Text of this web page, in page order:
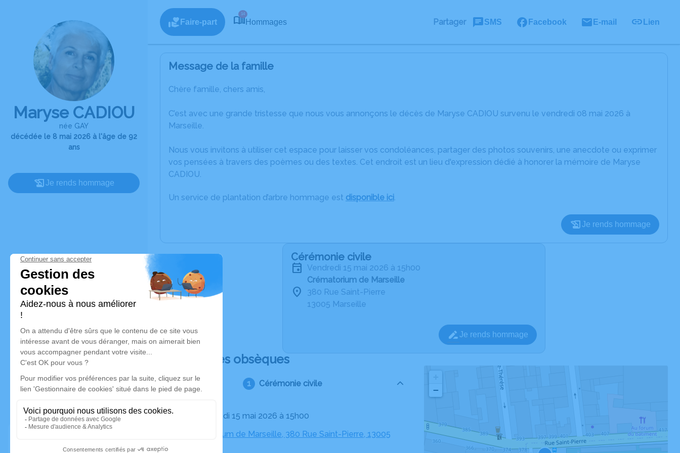
Maryse CADIOU
née GAY
décédée le 8 mai 2026 à l'âge de 92
ans
Je rends hommage
Faire-part
14
Hommages Partager SMS Facebook E-mail Lien
Message de la famille
Chère famille, chers amis,
C’est avec une grande tristesse que nous vous annonçons le décès de Maryse CADIOU survenu le vendredi 08 mai 2026 à
Marseille.
Nous vous invitons à utiliser cet espace pour laisser vos condoléances, partager des photos souvenirs, une anecdote ou exprimer
vos pensées à travers des poèmes ou des textes. Cet endroit est un lieu d'expression dédié à honorer la mémoire de Maryse
CADIOU.
Un service de plantation d’arbre hommage est disponible ici.
Je rends hommage
Cérémonie civile
vendredi 15 mai 2026 à 15h00
Crématorium de Marseille
380 Rue Saint-Pierre
13005 Marseille
Je rends hommage
Déroulé des obsèques
Cérémonie civile
Le vendredi 15 mai 2026 à 15h00
Crématorium de Marseille, 380 Rue Saint-Pierre, 13005
−